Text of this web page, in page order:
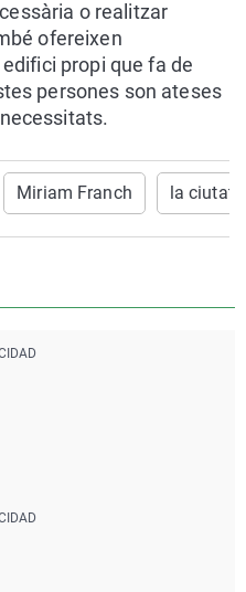
o realitzar
ofereixen
propi que fa de
persones son ateses
Miriam Franch la ciutat